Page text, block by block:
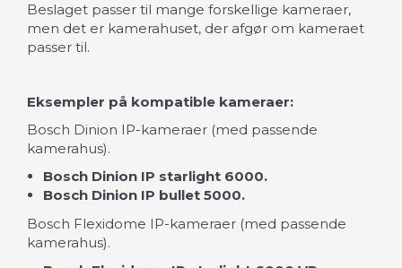
Beslaget passer til mange forskellige kameraer,
men det er kamerahuset, der afgør om kameraet
passer til.
Eksempler på kompatible kameraer:
Bosch Dinion IP-kameraer (med passende
kamerahus).
Bosch Dinion IP starlight 6000.
Bosch Dinion IP bullet 5000.
Bosch Flexidome IP-kameraer (med passende
kamerahus).